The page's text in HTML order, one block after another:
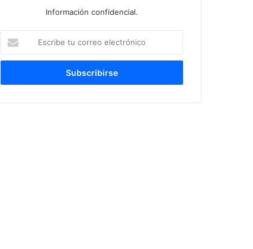
Información confidencial.
tu
correo